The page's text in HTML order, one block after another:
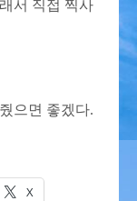
서 직접 찍사
으면 좋겠다.
X